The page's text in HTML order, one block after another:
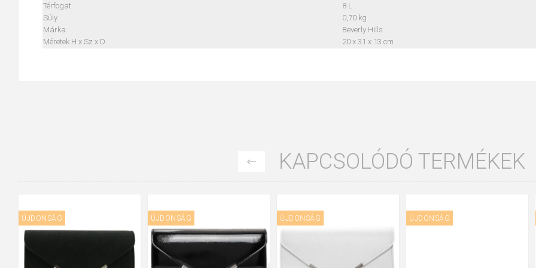
Térfogat
8 L
Súly
0,70 kg
Márka
Beverly Hills
Méretek H x Sz x D
20 x 31 x 13 cm
KAPCSOLÓDÓ TERMÉKEK
ÚJDONSÁG ÚJDONSÁG ÚJDONSÁG ÚJDONSÁG